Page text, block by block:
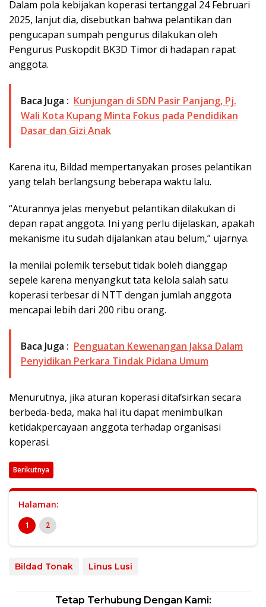
Dalam pola kebijakan koperasi tertanggal 24 Februari
2025, lanjut dia, disebutkan bahwa pelantikan dan
pengucapan sumpah pengurus dilakukan oleh
Pengurus Puskopdit BK3D Timor di hadapan rapat
anggota.
Baca Juga : Kunjungan di SDN Pasir Panjang, Pj.
Wali Kota Kupang Minta Fokus pada Pendidikan
Dasar dan Gizi Anak
Karena itu, Bildad mempertanyakan proses pelantikan
yang telah berlangsung beberapa waktu lalu.
“Aturannya jelas menyebut pelantikan dilakukan di
depan rapat anggota. Ini yang perlu dijelaskan, apakah
mekanisme itu sudah dijalankan atau belum,” ujarnya.
Ia menilai polemik tersebut tidak boleh dianggap
sepele karena menyangkut tata kelola salah satu
koperasi terbesar di NTT dengan jumlah anggota
mencapai lebih dari 200 ribu orang.
Baca Juga : Penguatan Kewenangan Jaksa Dalam
Penyidikan Perkara Tindak Pidana Umum
Menurutnya, jika aturan koperasi ditafsirkan secara
berbeda-beda, maka hal itu dapat menimbulkan
ketidakpercayaan anggota terhadap organisasi
koperasi.
Berikutnya
Halaman:
1 2
Bildad Tonak Linus Lusi
Tetap Terhubung Dengan Kami: